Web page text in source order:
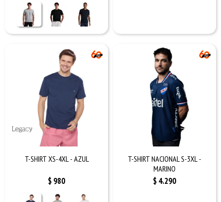
T-SHIRT XS-4XL - AZUL
$ 980
T-SHIRT NACIONAL S-3XL -
MARINO
$ 4.290